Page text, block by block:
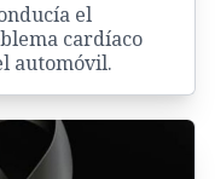
el
cardíaco
automóvil.